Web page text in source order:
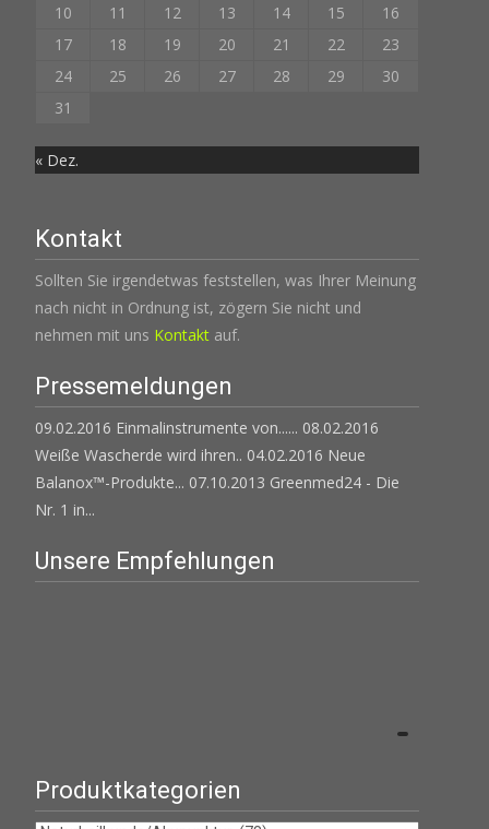
10
11 12 13 14 15
16
17
18 19 20 21 22
23
24
25 26 27 28 29
30
31
« Dez.
Kontakt
Sollten Sie irgendetwas feststellen, was Ihrer Meinung
nach nicht in Ordnung ist, zögern Sie nicht und
nehmen mit uns Kontakt auf.
Pressemeldungen
09.02.2016 Einmalinstrumente von...... 08.02.2016
Weiße Wascherde wird ihren.. 04.02.2016 Neue
Balanox™-Produkte... 07.10.2013 Greenmed24 - Die
Nr. 1 in...
Unsere Empfehlungen
Produktkategorien